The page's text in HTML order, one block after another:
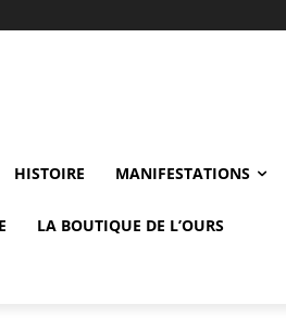
HISTOIRE MANIFESTATIONS
LA BOUTIQUE DE L’OURS